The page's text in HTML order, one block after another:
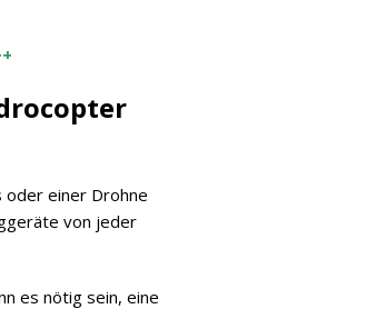
einer Drohne
von jeder
es nötig sein, eine